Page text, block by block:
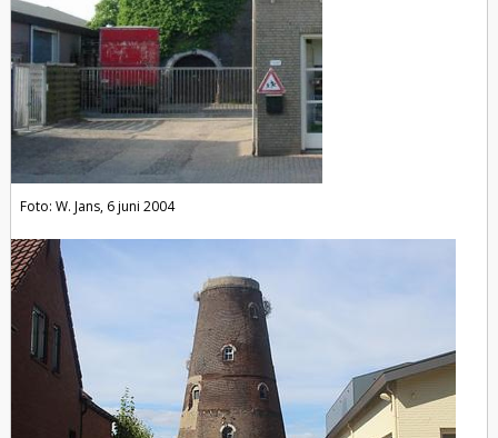
Foto: W. Jans, 6 juni 2004